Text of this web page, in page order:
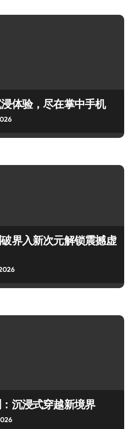
体验，尽在掌中手机
界入新次元解锁震撼虚
沉浸式穿越新境界